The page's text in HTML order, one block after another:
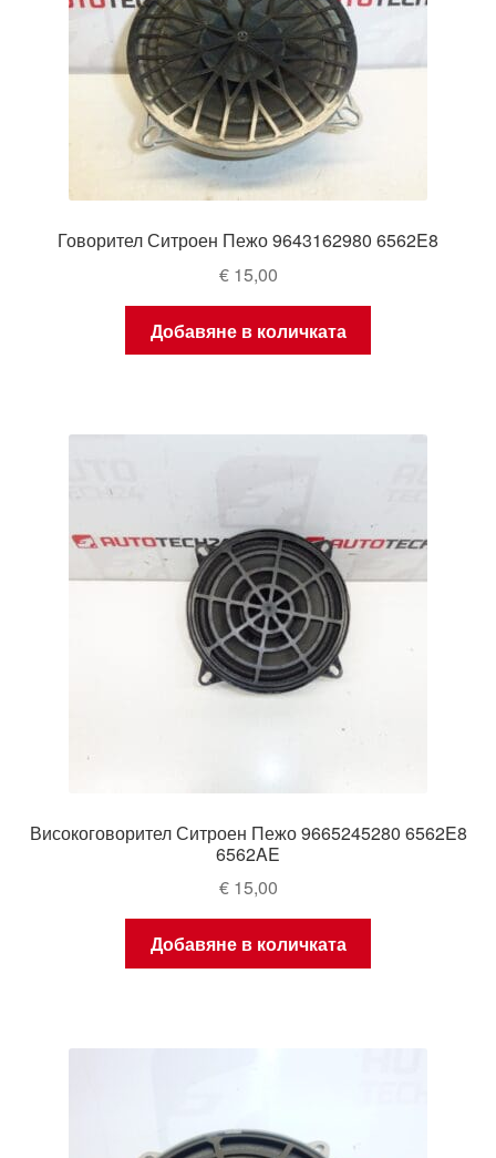
Говорител Ситроен Пежо 9643162980 6562E8
€15,00
Добавяне в количката
Високоговорител Ситроен Пежо 9665245280 6562E8
6562AE
€15,00
Добавяне в количката